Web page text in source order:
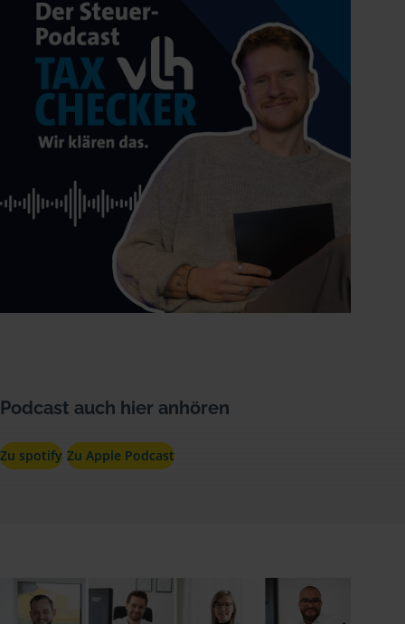
Podcast auch hier anhören
Zu spotify Zu Apple Podcast